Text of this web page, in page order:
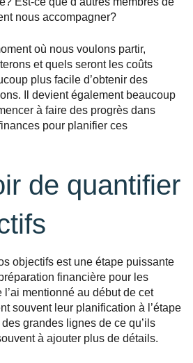
nous accompagner?
où nous voulons partir,
et quels seront les coûts
plus facile d’obtenir des
Il devient également beaucoup
à faire des progrès dans
pour planifier ces
de quantifier
objectifs est une étape puissante
financière pour les
mentionné au début de cet
souvent leur planification à l’étape
grandes lignes de ce qu’ils
à ajouter plus de détails.